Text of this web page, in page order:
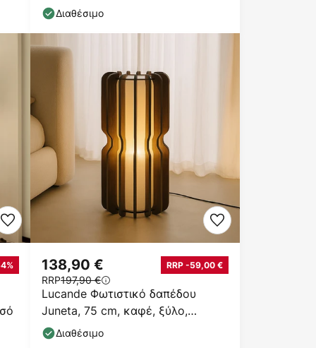
Διαθέσιμο
Lucande Φωτιστικό δαπέδου
Juneta, 75 cm, καφέ, ξύλο,
ύφασμα
138,90 € RRP -59,00 €
RRP197,90 €
Διαθέσιμο